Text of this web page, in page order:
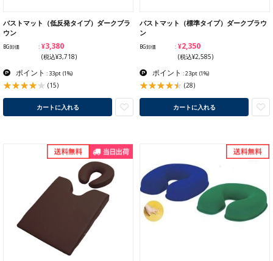
バストマット（低反発タイプ）ダークブラ
ウン
BG卸価 ¥3,380
(税込¥3,718)
ポイント : 33pt (1%)
(15)
カートに入れる
バストマット（標準タイプ）ダークブラウ
ン
BG卸価 ¥2,350
(税込¥2,585)
ポイント : 23pt (1%)
(28)
カートに入れる